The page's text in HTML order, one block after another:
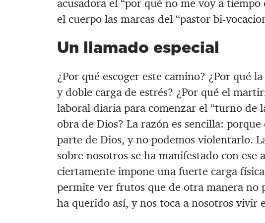
acusadora el “por qué no me voy a
el cuerpo las marcas del “pastor bi-
Un llamado especial
¿Por qué escoger este camino? ¿Por qué
y doble carga de estrés? ¿Por qué el
laboral diaria para comenzar el “turno de
obra de Dios? La razón es sencilla:
parte de Dios, y no podemos violentarlo.
sobre nosotros se ha manifestado con ese
ciertamente impone una fuerte carga
permite ver frutos que de otra manera no
ha querido así, y nos toca a nosotros vivir